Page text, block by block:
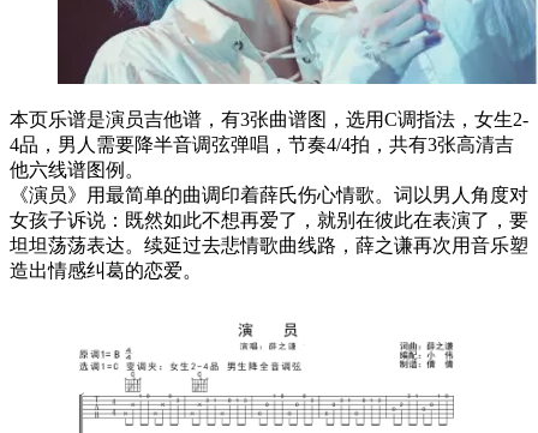
本页乐谱是演员吉他谱，有3张曲谱图，选用C调指法，女生2-
4品，男人需要降半音调弦弹唱，节奏4/4拍，共有3张高清吉
他六线谱图例。
《演员》用最简单的曲调印着薛氏伤心情歌。词以男人角度对
女孩子诉说：既然如此不想再爱了，就别在彼此在表演了，要
坦坦荡荡表达。续延过去悲情歌曲线路，薛之谦再次用音乐塑
造出情感纠葛的恋爱。